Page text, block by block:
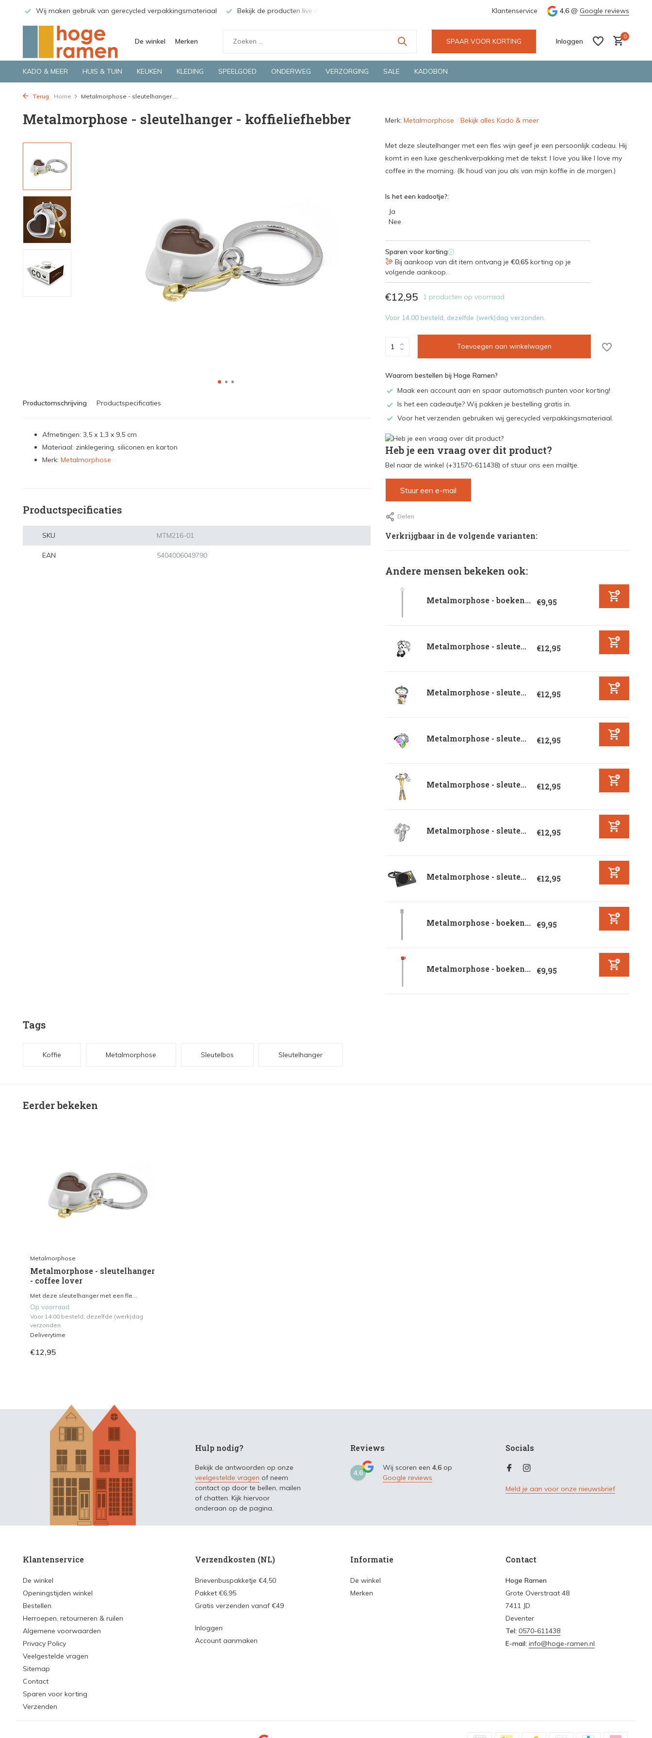
Wij maken gebruik van gerecycled verpakkingsmateriaal Bekijk de producten live in onze winkel in Deventer Groene en snelle bezorging door o.a. Fietskoerier en GLS. Wij
Klantenservice 4,6 @ Google reviews
De winkel Merken SPAAR VOOR KORTING Inloggen
0
KADO & MEER HUIS & TUIN KEUKEN KLEDING SPEELGOED ONDERWEG VERZORGING SALE KADOBON
Terug Home Metalmorphose - sleutelhanger ...
Metalmorphose - sleutelhanger - koffieliefhebber
Productomschrijving Productspecificaties
Afmetingen: 3,5 x 1,3 x 9,5 cm
Materiaal: zinklegering, siliconen en karton
Merk: Metalmorphose
Productspecificaties
SKU MTM216-01
EAN 5404006049790
Merk: Metalmorphose Bekijk alles Kado & meer
Met deze sleutelhanger met een fles wijn geef je een persoonlijk cadeau. Hij
komt in een luxe geschenkverpakking met de tekst: I love you like I love my
coffee in the morning. (Ik houd van jou als van mijn koffie in de morgen.)
Is het een kadootje?:
Ja
Nee
Sparen voor korting i
Bij aankoop van dit item ontvang je €0,65korting op je
volgende aankoop.
€12,95 1 producten op voorraad
Voor 14.00 besteld, dezelfde (werk)dag verzonden.
Toevoegen aan winkelwagen
Waarom bestellen bij Hoge Ramen?
Maak een account aan en spaar automatisch punten voor korting!
Is het een cadeautje? Wij pakken je bestelling gratis in.
Voor het verzenden gebruiken wij gerecycled verpakkingsmateriaal.
Heb je een vraag over dit product?
Bel naar de winkel (+31570-611438) of stuur ons een mailtje.
Stuur een e-mail
Delen
Verkrijgbaar in de volgende varianten:
Andere mensen bekeken ook:
Metalmorphose - boeken... €9,95
Metalmorphose - sleute... €12,95
Metalmorphose - sleute... €12,95
Metalmorphose - sleute... €12,95
Metalmorphose - sleute... €12,95
Metalmorphose - sleute... €12,95
Metalmorphose - sleute... €12,95
Metalmorphose - boeken... €9,95
Metalmorphose - boeken... €9,95
Tags
Koffie Metalmorphose Sleutelbos Sleutelhanger
Eerder bekeken
Metalmorphose
Metalmorphose - sleutelhanger
- coffee lover
Met deze sleutelhanger met een fle...
Op voorraad
Voor 14.00 besteld, dezelfde (werk)dag
verzonden.
Deliverytime
€12,95
Hulp nodig?
Bekijk de antwoorden op onze
veelgestelde vragen of neem
contact op door te bellen, mailen
of chatten. Kijk hiervoor
onderaan op de pagina.
Reviews
4,6
Wij scoren een 4,6 op
Google reviews
Socials
Meld je aan voor onze nieuwsbrief
Klantenservice
De winkel
Openingstijden winkel
Bestellen
Herroepen, retourneren & ruilen
Algemene voorwaarden
Privacy Policy
Veelgestelde vragen
Sitemap
Contact
Sparen voor korting
Verzenden
Verzendkosten (NL)
Brievenbuspakketje €4,50
Pakket €6,95
Gratis verzenden vanaf €49
Inloggen
Account aanmaken
Informatie
De winkel
Merken
Contact
Hoge Ramen
Grote Overstraat 48
7411 JD
Deventer
Tel: 0570-611438
E-mail: info@hoge-ramen.nl